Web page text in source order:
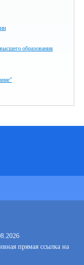
образования
прямая ссылка на